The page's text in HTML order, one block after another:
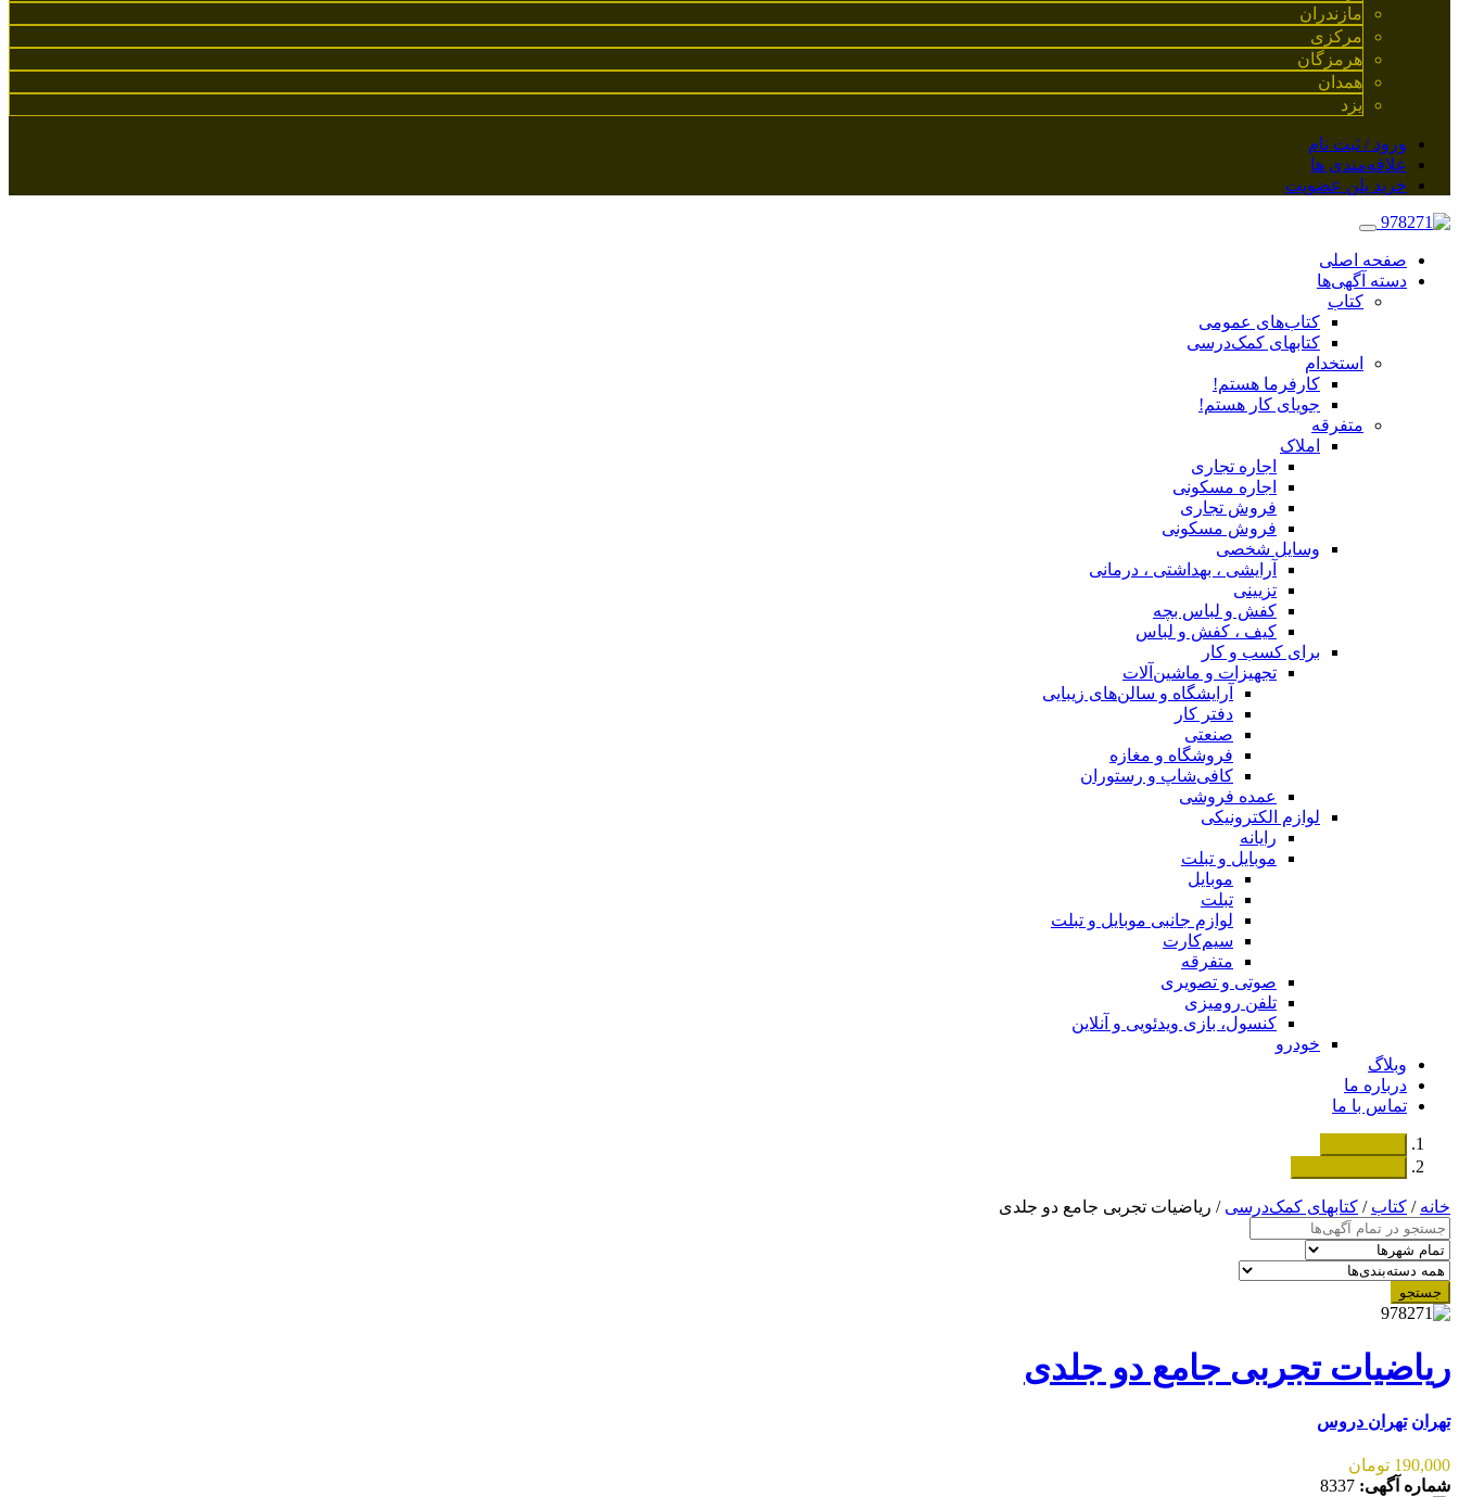
مازندران
مرکزی
هرمزگان
همدان
یزد
ورود / ثبت نام
علاقه‌مندی ها
خرید پلن عضویت
صفحه اصلی
دسته آگهی‌ها
کتاب
کتاب‌های عمومی
کتابهای کمک‌درسی
استخدام
کارفرما هستم!
جویای کار هستم!
متفرقه
املاک
اجاره تجاری
اجاره مسکونی
فروش تجاری
فروش مسکونی
وسایل شخصی
آرایشی ، بهداشتی ، درمانی
تزیینی
کفش و لباس بچه
کیف ، کفش و لباس
برای کسب و کار
تجهیزات و ماشین‌آلات
آرایشگاه و سالن‌های زیبایی
دفتر کار
صنعتی
فروشگاه و مغازه
کافی‌شاپ و رستوران
عمده فروشی
لوازم الکترونیکی
رایانه
موبایل و تبلت
موبایل
تبلت
لوازم جانبی موبایل و تبلت
سیم‌کارت
متفرقه
صوتی و تصویری
تلفن رومیزی
کنسول، بازی‌ ویدئویی و آنلاین
خودرو
وبلاگ
درباره ما
تماس با ما
خانه / کتاب / کتابهای کمک‌درسی / ریاضیات تجربی جامع دو جلدی
جستجو
ریاضیات تجربی جامع دو جلدی
تهران تهران دروس
190,000 تومان
شماره آگهی: 8337